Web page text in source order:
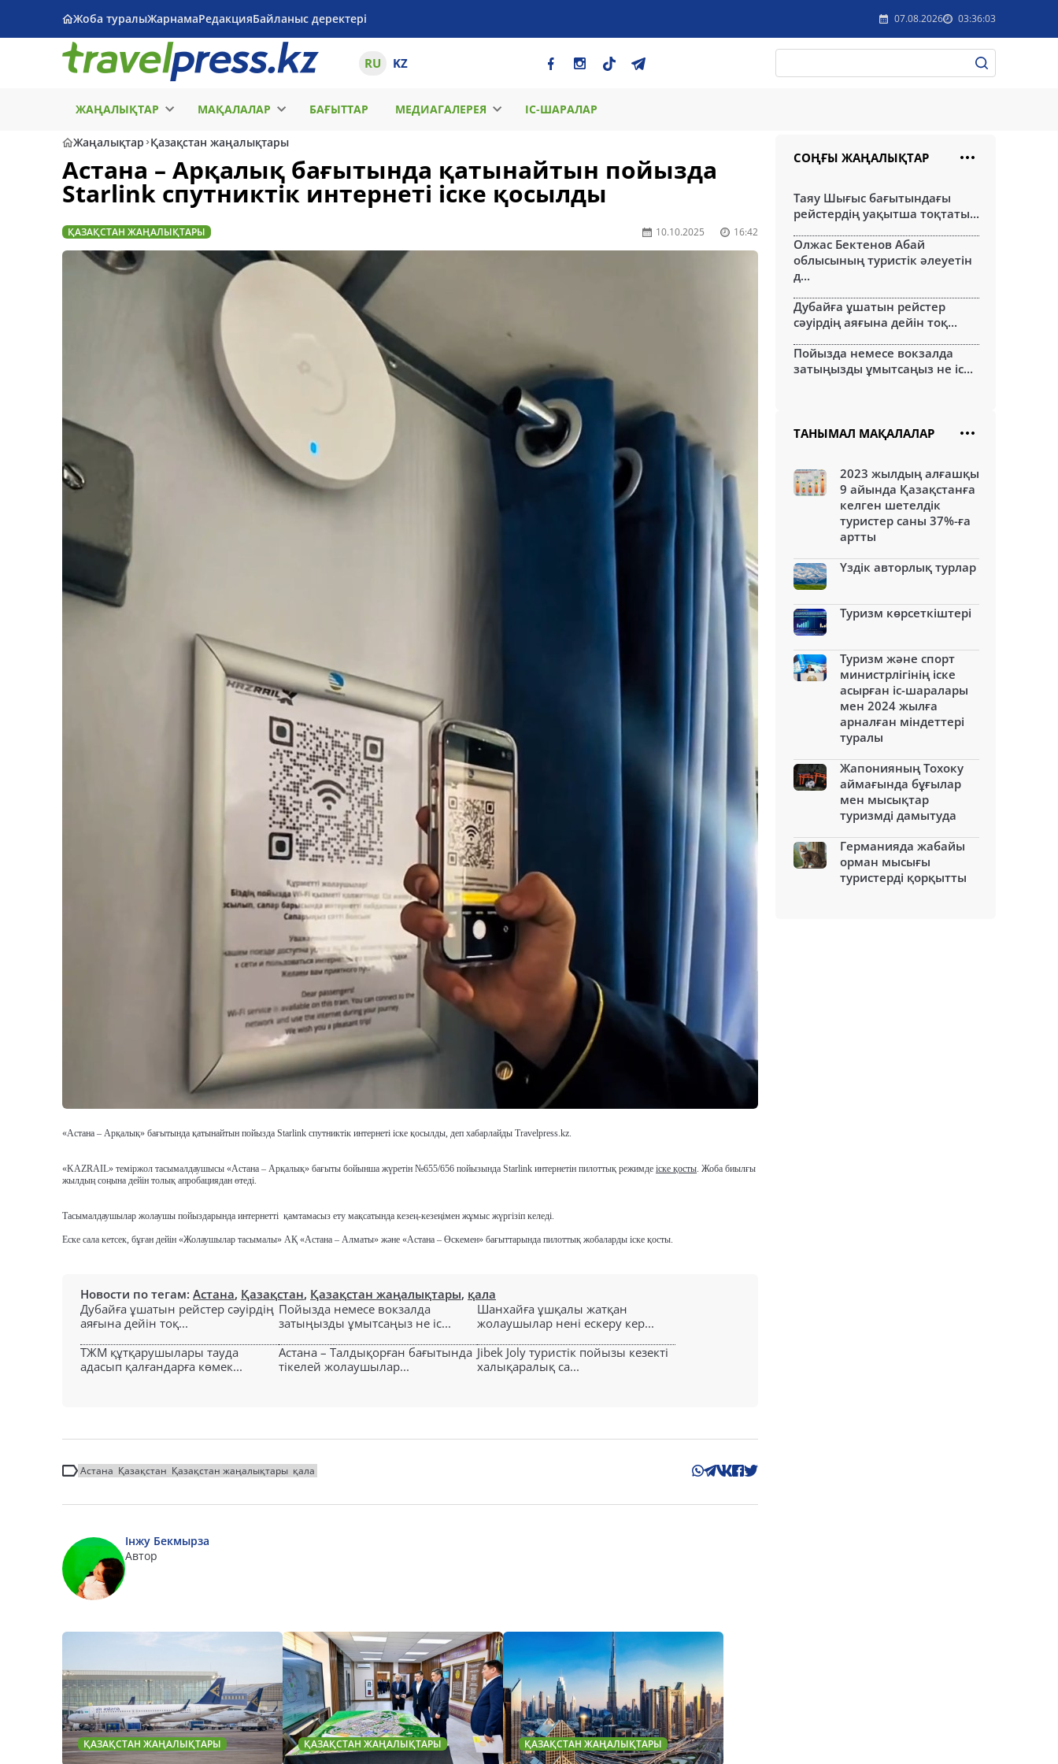
Жоба туралыЖарнамаРедакцияБайланыс деректері 07.08.2026 03:36:03
RU KZ
ЖАҢАЛЫҚТАР МАҚАЛАЛАР БАҒЫТТАР МЕДИАГАЛЕРЕЯ ІС-ШАРАЛАР
Жаңалықтар Қазақстан жаңалықтары
Астана – Арқалық бағытында қатынайтын пойызда
Starlink спутниктік интернеті іске қосылды
ҚАЗАҚСТАН ЖАҢАЛЫҚТАРЫ 10.10.2025 16:42
«Астана – Арқалық» бағытында қатынайтын пойызда Starlink спутниктік интернеті іске қосылды, деп хабарлайды Travelpress.kz.
«KAZRAIL» теміржол тасымалдаушысы «Астана – Арқалық» бағыты бойынша жүретін №655/656 пойызында Starlink интернетін пилоттық режимде іске қосты. Жоба биылғы
жылдың соңына дейін толық апробациядан өтеді.
Тасымалдаушылар жолаушы пойыздарында интернетті қамтамасыз ету мақсатында кезең-кезеңімен жұмыс жүргізіп келеді.
Еске сала кетсек, бұған дейін «Жолаушылар тасымалы» АҚ «Астана – Алматы» және «Астана – Өскемен» бағыттарында пилоттық жобаларды іске қосты.
Новости по тегам: Астана, Қазақстан, Қазақстан жаңалықтары, қала
Дубайға ұшатын рейстер сәуірдің
аяғына дейін тоқ...
Пойызда немесе вокзалда
затыңызды ұмытсаңыз не іс...
Шанхайға ұшқалы жатқан
жолаушылар нені ескеру кер...
ТЖМ құтқарушылары тауда
адасып қалғандарға көмек...
Астана – Талдықорған бағытында
тікелей жолаушылар...
Jibek Joly туристік пойызы кезекті
халықаралық са...
Астана Қазақстан Қазақстан жаңалықтары қала
Інжу Бекмырза
Автор
ҚАЗАҚСТАН ЖАҢАЛЫҚТАРЫ ҚАЗАҚСТАН ЖАҢАЛЫҚТАРЫ ҚАЗАҚСТАН ЖАҢАЛЫҚТАРЫ
СОҢҒЫ ЖАҢАЛЫҚТАР
Таяу Шығыс бағытындағы
рейстердің уақытша тоқтаты...
Олжас Бектенов Абай
облысының туристік әлеуетін
д...
Дубайға ұшатын рейстер
сәуірдің аяғына дейін тоқ...
Пойызда немесе вокзалда
затыңызды ұмытсаңыз не іс...
ТАНЫМАЛ МАҚАЛАЛАР
2023 жылдың алғашқы
9 айында Қазақстанға
келген шетелдік
туристер саны 37%-ға
артты
Үздік авторлық турлар
Туризм көрсеткіштері
Туризм және спорт
министрлігінің іске
асырған іс-шаралары
мен 2024 жылға
арналған міндеттері
туралы
Жапонияның Тохоку
аймағында бұғылар
мен мысықтар
туризмді дамытуда
Германияда жабайы
орман мысығы
туристерді қорқытты